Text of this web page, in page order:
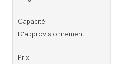
Capacité
D'approvisionnement
Prix